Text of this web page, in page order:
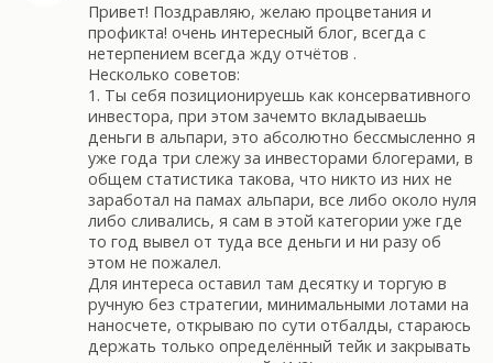
Привет! Поздравляю, желаю процветания и
профикта! очень интересный блог, всегда с
нетерпением всегда жду отчётов .
Несколько советов:
1. Ты себя позиционируешь как консервативного
инвестора, при этом зачемто вкладываешь
деньги в альпари, это абсолютно бессмысленно я
уже года три слежу за инвесторами блогерами, в
общем статистика такова, что никто из них не
заработал на памах альпари, все либо около нуля
либо сливались, я сам в этой категории уже где
то год вывел от туда все деньги и ни разу об
этом не пожалел.
Для интереса оставил там десятку и торгую в
ручную без стратегии, минимальными лотами на
наносчете, открываю по сути отбалды, стараюсь
держать только определённый тейк и закрывать